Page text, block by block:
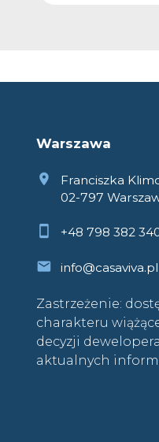
Warszawa
Franciszka
02-797
+48 798 382
info@casaviva.pl
Zastrzeżenie:
charakteru
decyzji
aktualnych